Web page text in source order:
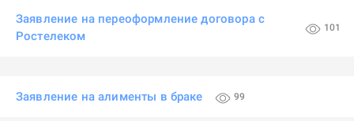
Заявление на переоформление договора с
Ростелеком
101
Заявление на алименты в браке 99